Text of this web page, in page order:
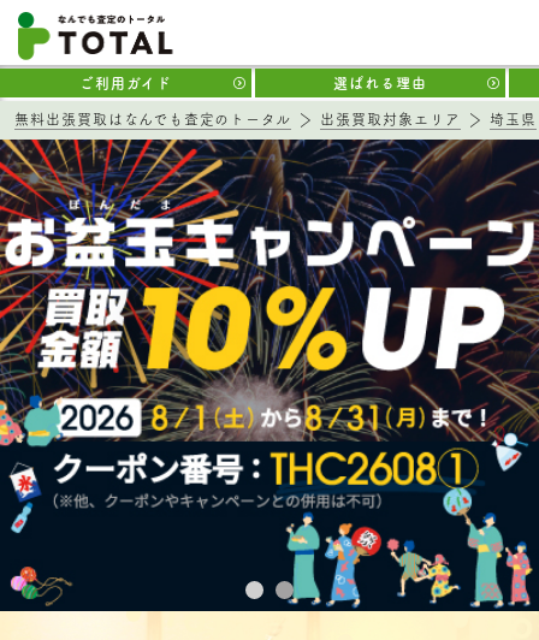
ご利用ガイド 選ばれる理由
無料出張買取はなんでも査定のトータル 出張買取対象エリア 埼玉県